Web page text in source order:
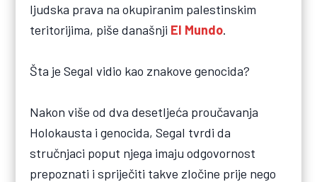
ljudska prava na okupiranim palestinskim
teritorijima, piše današnji El Mundo.
Šta je Segal vidio kao znakove genocida?
Nakon više od dva desetljeća proučavanja
Holokausta i genocida, Segal tvrdi da
stručnjaci poput njega imaju odgovornost
prepoznati i spriječiti takve zločine prije nego